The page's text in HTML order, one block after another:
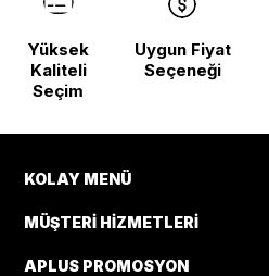
Yüksek
Kaliteli
Seçim
Uygun Fiyat
Seçeneği
KOLAY MENÜ
MÜŞTERI HIZMETLERI
APLUS PROMOSYON